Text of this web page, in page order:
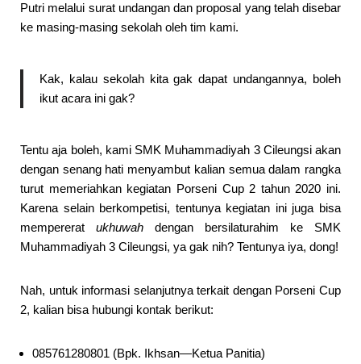
Putri melalui surat undangan dan proposal yang telah disebar
ke masing-masing sekolah oleh tim kami.
Kak, kalau sekolah kita gak dapat undangannya, boleh
ikut acara ini gak?
Tentu aja boleh, kami SMK Muhammadiyah 3 Cileungsi akan
dengan senang hati menyambut kalian semua dalam rangka
turut memeriahkan kegiatan Porseni Cup 2 tahun 2020 ini.
Karena selain berkompetisi, tentunya kegiatan ini juga bisa
mempererat ukhuwah dengan bersilaturahim ke SMK
Muhammadiyah 3 Cileungsi, ya gak nih? Tentunya iya, dong!
Nah, untuk informasi selanjutnya terkait dengan Porseni Cup
2, kalian bisa hubungi kontak berikut:
085761280801 (Bpk. Ikhsan―Ketua Panitia)